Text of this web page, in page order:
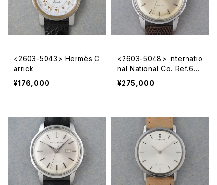
<2603-5043> Hermès C
arrick
¥176,000
<2603-5048> Internatio
nal National Co. Ref.648
A
¥275,000